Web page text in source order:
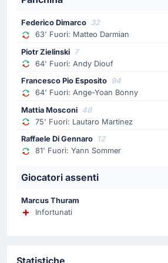
64'
Andy Diouf
Cristian Chivu realizza il suo
63'
Matteo Darmian
Sostituzione Inter: esce Matteo
Federico Dimarco 32
63' Fuori: Matteo Darmian
Piotr Zielinski 7
64' Fuori: Andy Diouf
Francesco Pio Esposito 94
64' Fuori: Ange-Yoan Bonny
Mattia Mosconi 48
75' Fuori: Lautaro Martinez
Raffaele Di Gennaro 12
81' Fuori: Yann Sommer
Giocatori assenti
Marcus Thuram
Infortunati